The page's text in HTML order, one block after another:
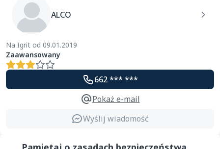
ALCO
Na Igrit od 09.01.2019
Zaawansowany
662 *** ***
Pokaż e-mail
Wyślij wiadomość